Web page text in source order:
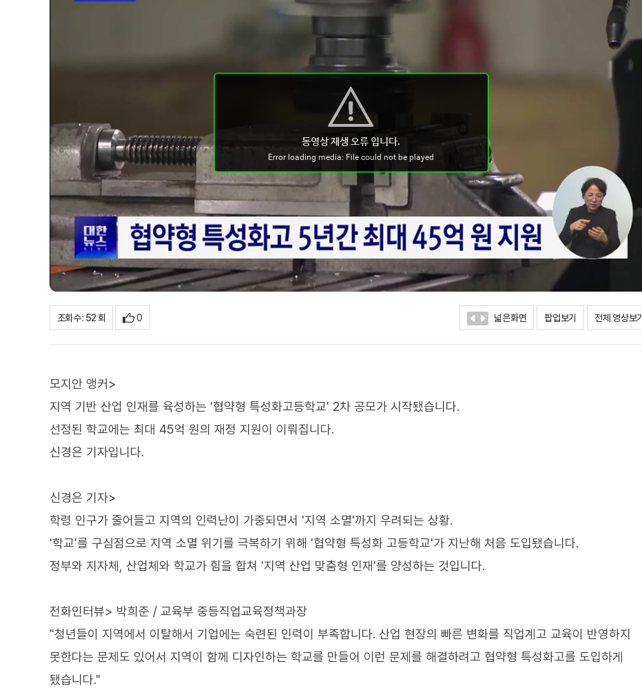
조회수 : 52 회 0 넓은화면 팝업보기 전체 영상보기
모지안 앵커>
지역 기반 산업 인재를 육성하는 '협약형 특성화고등학교' 2차 공모가 시작됐습니다.
선정된 학교에는 최대 45억 원의 재정 지원이 이뤄집니다.
신경은 기자입니다.
신경은 기자>
학령 인구가 줄어들고 지역의 인력난이 가중되면서 '지역 소멸'까지 우려되는 상황.
'학교'를 구심점으로 지역 소멸 위기를 극복하기 위해 '협약형 특성화 고등학교'가 지난해 처음 도입됐습니다.
정부와 지자체, 산업체와 학교가 힘을 합쳐 '지역 산업 맞춤형 인재'를 양성하는 것입니다.
전화인터뷰> 박희준 / 교육부 중등직업교육정책과장
"청년들이 지역에서 이탈해서 기업에는 숙련된 인력이 부족합니다. 산업 현장의 빠른 변화를 직업계고 교육이 반영하지
못한다는 문제도 있어서 지역이 함께 디자인하는 학교를 만들어 이런 문제를 해결하려고 협약형 특성화고를 도입하게
됐습니다."